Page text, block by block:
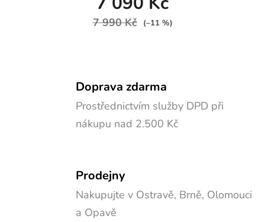
7 990 Kč (–11 %)
Doprava zdarma
Prostřednictvím služby DPD při
nákupu nad 2.500 Kč
Prodejny
Nakupujte v Ostravě, Brně, Olomouci
a Opavě